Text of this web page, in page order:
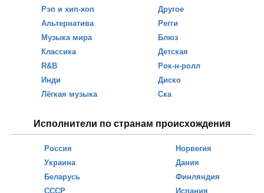
Рэп и хип-хоп
Альтернатива
Музыка мира
Классика
R&B
Инди
Лёгкая музыка
Другое
Регги
Блюз
Детская
Рок-н-ролл
Диско
Ска
Исполнители по странам происхождения
Россия
Украина
Беларусь
СССР
Норвегия
Дания
Финляндия
Испания